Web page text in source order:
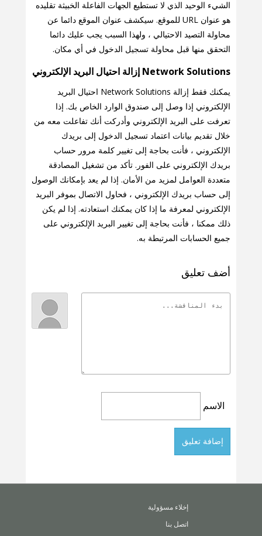
الشيء الوحيد الذي لا تستطيع الجهات الفاعلة الخبيثة تقليده
هو عنوان URL للموقع. سيكشف عنوان الموقع دائما عن
محاولة التصيد الاحتيالي ، ولهذا السبب يجب عليك دائما
التحقق منها قبل محاولة تسجيل الدخول في أي مكان.
Network Solutions إزالة احتيال البريد الإلكتروني
يمكنك فقط إزالة Network Solutions احتيال البريد
الإلكتروني إذا وصل إلى صندوق الوارد الخاص بك. إذا
تعرفت على البريد الإلكتروني وأدركت أنك تفاعلت معه من
خلال تقديم بيانات اعتماد تسجيل الدخول إلى بريدك
الإلكتروني ، فأنت بحاجة إلى تغيير كلمة مرور حساب
بريدك الإلكتروني على الفور. تأكد من تشغيل المصادقة
متعددة العوامل لمزيد من الأمان. إذا لم يعد بإمكانك الوصول
إلى حساب بريدك الإلكتروني ، فحاول الاتصال بموفر البريد
الإلكتروني لمعرفة ما إذا كان يمكنك استعادته. إذا لم يكن
ذلك ممكنا ، فأنت بحاجة إلى تغيير البريد الإلكتروني على
جميع الحسابات المرتبطة به.
أضف تعليق
الاسم
إخلاء مسؤولية
اتصل بنا